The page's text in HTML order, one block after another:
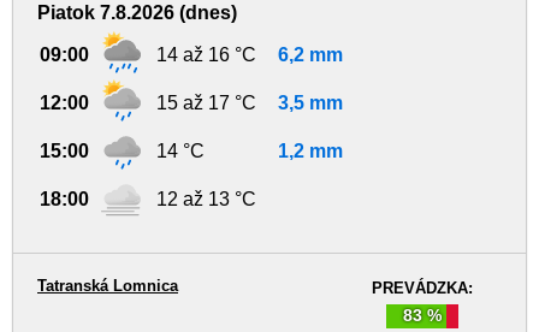
Piatok 7.8.2026 (dnes)
09:00 14 až 16 °C 6,2 mm
12:00 15 až 17 °C 3,5 mm
15:00 14 °C 1,2 mm
18:00 12 až 13 °C
PREVÁDZKA:
83 %
Tatranská Lomnica